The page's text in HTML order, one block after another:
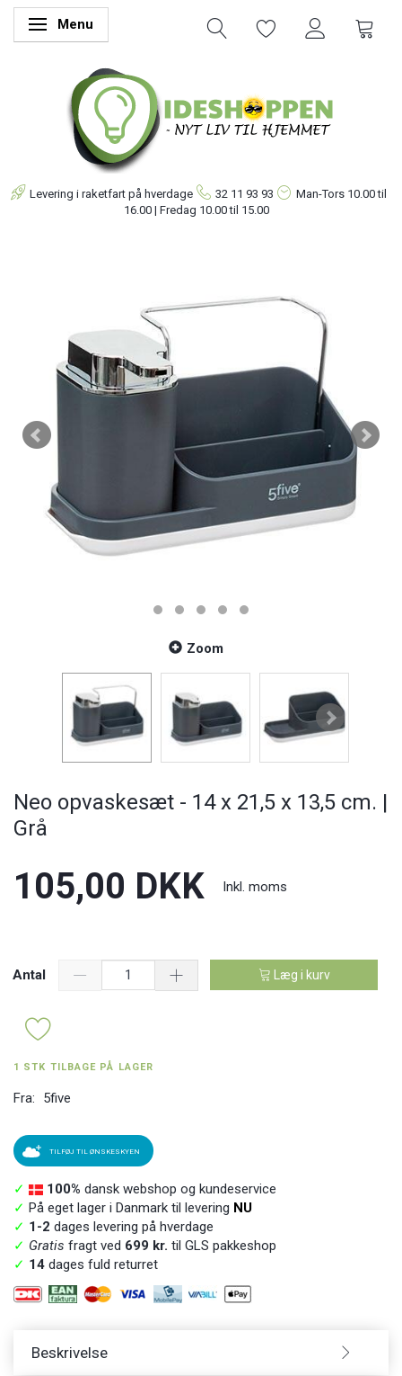
Skifte navigation
Menu
Levering i raketfart på hverdage 32 11 93 93 Man-Tors 10.00 til
16.00 | Fredag 10.00 til 15.00
Zoom
Neo opvaskesæt - 14 x 21,5 x 13,5 cm. |
Grå
105,00 DKK Inkl. moms
Antal Læg i kurv
1 STK TILBAGE PÅ LAGER
Fra: 5five
TILFØJ TIL ØNSKESKYEN
✓ 100% dansk webshop og kundeservice
✓ På eget lager i Danmark til levering NU
✓ 1-2 dages levering på hverdage
✓ Gratis fragt ved 699 kr. til GLS pakkeshop
✓ 14 dages fuld returret
Beskrivelse